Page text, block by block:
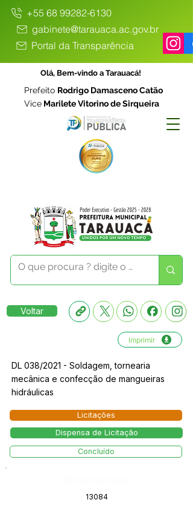
+55 68 99282-6130
gabinete@tarauaca.ac.gov.br
Portal da Transparência
Olá, Bem-vindo a Tarauacá!
Prefeito Rodrigo Damasceno Catão
Vice Marilete Vitorino de Sirqueira
Voltar
Imprimir
DL 038/2021 - Soldagem, tornearia
mecânica e confecção de mangueiras
hidráulicas
Licitações
Dispensa de Licitação
Concluído
13084